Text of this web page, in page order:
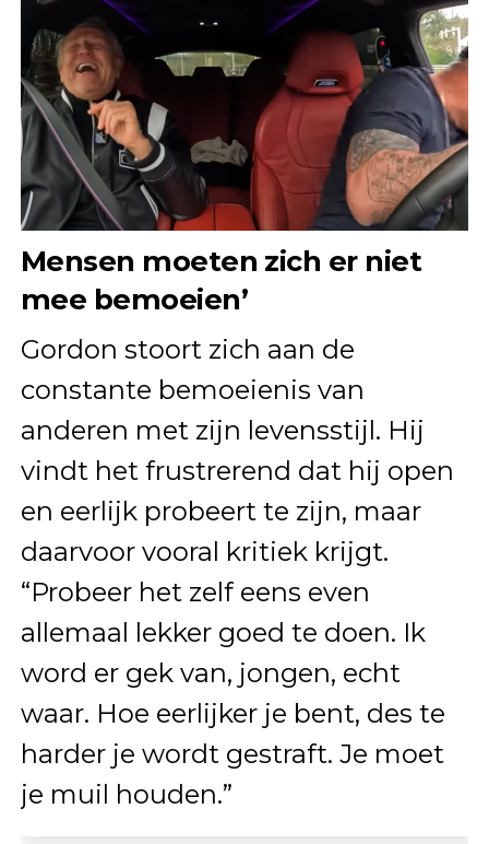
Mensen moeten zich er niet
mee bemoeien’
Gordon stoort zich aan de
constante bemoeienis van
anderen met zijn levensstijl. Hij
vindt het frustrerend dat hij open
en eerlijk probeert te zijn, maar
daarvoor vooral kritiek krijgt.
“Probeer het zelf eens even
allemaal lekker goed te doen. Ik
word er gek van, jongen, echt
waar. Hoe eerlijker je bent, des te
harder je wordt gestraft. Je moet
je muil houden.”